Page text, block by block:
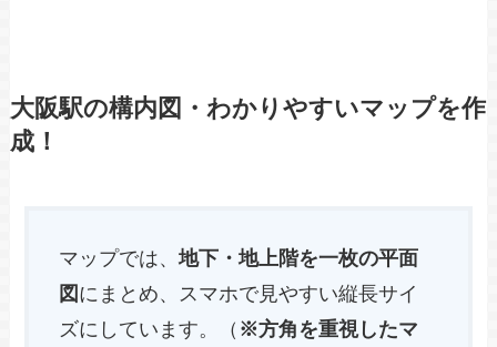
大阪駅の構内図・わかりやすいマップを作
成！
マップでは、地下・地上階を一枚の平面
図 にまとめ、スマホで見やすい縦長サイ
ズにしています。（ ※方角を重視したマ